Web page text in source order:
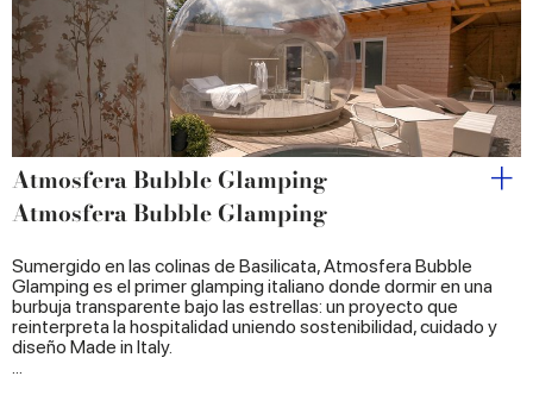
Atmosfera Bubble Glamping
Atmosfera Bubble Glamping
Sumergido en las colinas de Basilicata, Atmosfera Bubble
Glamping es el primer glamping italiano donde dormir en una
burbuja transparente bajo las estrellas: un proyecto que
reinterpreta la hospitalidad uniendo sostenibilidad, cuidado y
diseño Made in Italy.
...